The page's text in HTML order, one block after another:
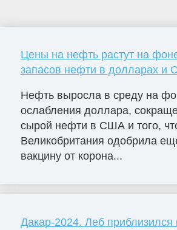
Цены на нефть растут на
запасов нефти в долларах и
Нефть выросла в среду на
ослабления доллара,
сырой нефти в США и того,
Великобритания одобрила
вакцину от корона...
Дакар-2024. Леб приблизился